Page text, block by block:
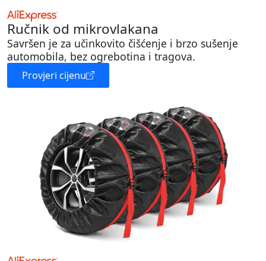
Ručnik od mikrovlakana
Savršen je za učinkovito čišćenje i brzo sušenje
automobila, bez ogrebotina i tragova.
Provjeri cijenu